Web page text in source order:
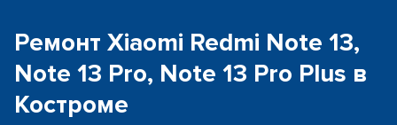
Ремонт Xiaomi Redmi Note 13,
Note 13 Pro, Note 13 Pro Plus в
Костроме